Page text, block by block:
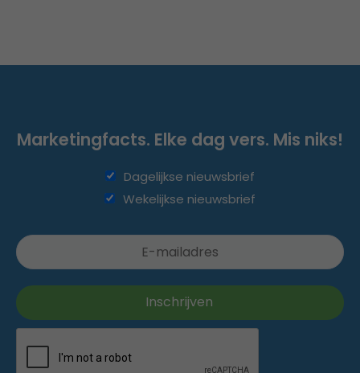
Marketingfacts. Elke dag vers. Mis niks!
Dagelijkse nieuwsbrief
Wekelijkse nieuwsbrief